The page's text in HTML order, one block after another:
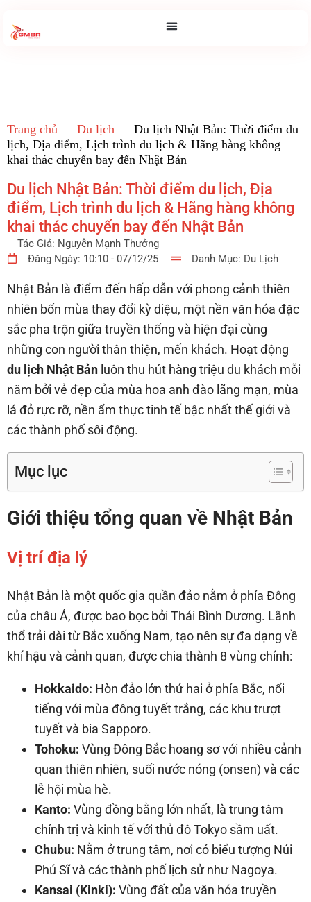
Trang chủ — Du lịch — Du lịch Nhật Bản: Thời điểm du
lịch, Địa điểm, Lịch trình du lịch & Hãng hàng không
khai thác chuyến bay đến Nhật Bản
Du lịch Nhật Bản: Thời điểm du lịch, Địa
điểm, Lịch trình du lịch & Hãng hàng không
khai thác chuyến bay đến Nhật Bản
Tác Giả: Nguyễn Mạnh Thưởng
Đăng Ngày: 10:10 - 07/12/25 Danh Mục: Du Lịch
Nhật Bản là điểm đến hấp dẫn với phong cảnh thiên
nhiên bốn mùa thay đổi kỳ diệu, một nền văn hóa đặc
sắc pha trộn giữa truyền thống và hiện đại cùng
những con người thân thiện, mến khách. Hoạt động
du lịch Nhật Bản luôn thu hút hàng triệu du khách mỗi
năm bởi vẻ đẹp của mùa hoa anh đào lãng mạn, mùa
lá đỏ rực rỡ, nền ẩm thực tinh tế bậc nhất thế giới và
các thành phố sôi động.
Mục lục
Giới thiệu tổng quan về Nhật Bản
Vị trí địa lý
Nhật Bản là một quốc gia quần đảo nằm ở phía Đông
của châu Á, được bao bọc bởi Thái Bình Dương. Lãnh
thổ trải dài từ Bắc xuống Nam, tạo nên sự đa dạng về
khí hậu và cảnh quan, được chia thành 8 vùng chính:
Hokkaido: Hòn đảo lớn thứ hai ở phía Bắc, nổi
tiếng với mùa đông tuyết trắng, các khu trượt
tuyết và bia Sapporo.
Tohoku: Vùng Đông Bắc hoang sơ với nhiều cảnh
quan thiên nhiên, suối nước nóng (onsen) và các
lễ hội mùa hè.
Kanto: Vùng đồng bằng lớn nhất, là trung tâm
chính trị và kinh tế với thủ đô Tokyo sầm uất.
Chubu: Nằm ở trung tâm, nơi có biểu tượng Núi
Phú Sĩ và các thành phố lịch sử như Nagoya.
Kansai (Kinki): Vùng đất của văn hóa truyền